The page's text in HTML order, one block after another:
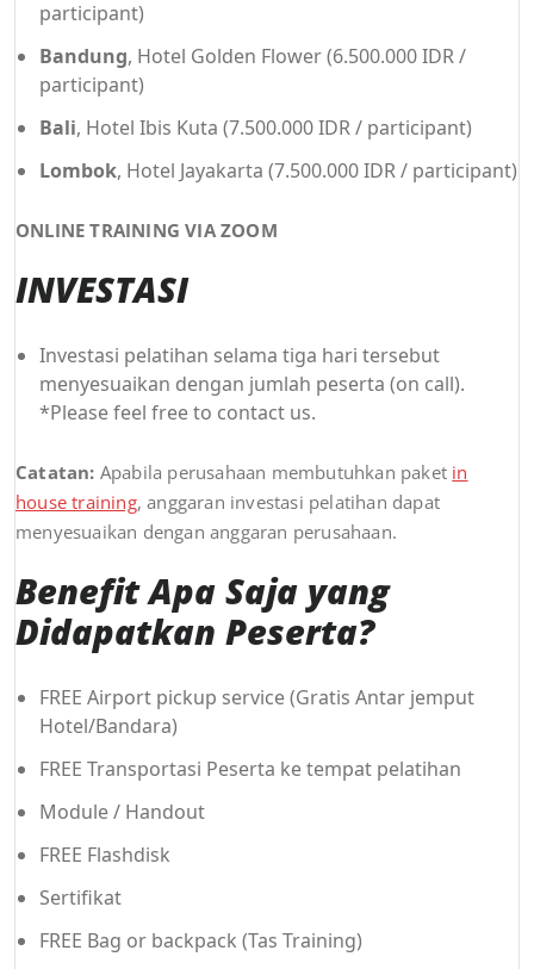
participant)
Bandung, Hotel Golden Flower (6.500.000 IDR /
participant)
Bali, Hotel Ibis Kuta (7.500.000 IDR / participant)
Lombok, Hotel Jayakarta (7.500.000 IDR / participant)
ONLINE TRAINING VIA ZOOM
INVESTASI
Investasi pelatihan selama tiga hari tersebut
menyesuaikan dengan jumlah peserta (on call).
*Please feel free to contact us.
Catatan: Apabila perusahaan membutuhkan paket in
house training, anggaran investasi pelatihan dapat
menyesuaikan dengan anggaran perusahaan.
Benefit Apa Saja yang
Didapatkan Peserta?
FREE Airport pickup service (Gratis Antar jemput
Hotel/Bandara)
FREE Transportasi Peserta ke tempat pelatihan
Module / Handout
FREE Flashdisk
Sertifikat
FREE Bag or backpack (Tas Training)